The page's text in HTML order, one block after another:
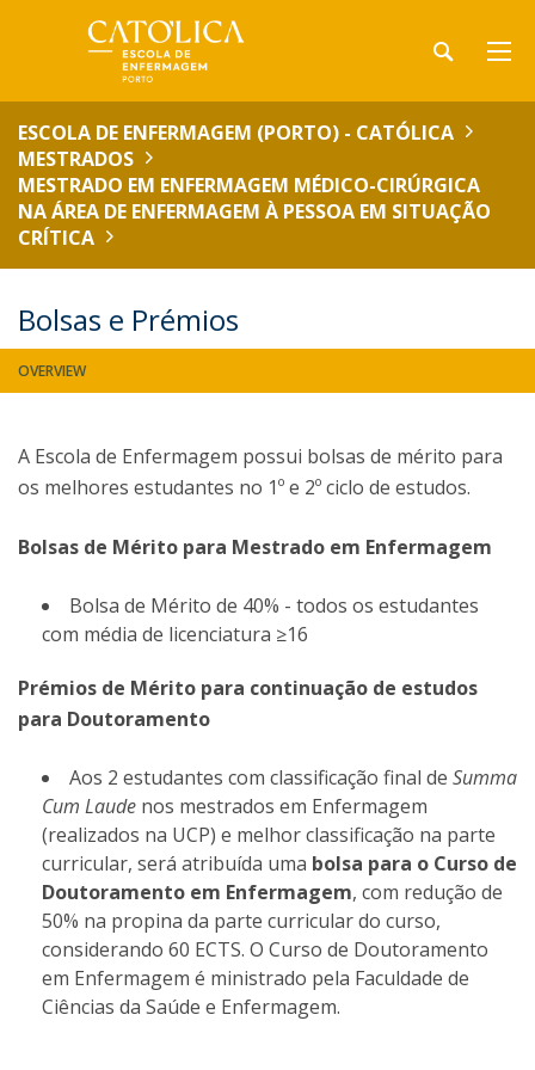
ESCOLA DE ENFERMAGEM (PORTO) - CATÓLICA
MESTRADOS
MESTRADO EM ENFERMAGEM MÉDICO-CIRÚRGICA
NA ÁREA DE ENFERMAGEM À PESSOA EM SITUAÇÃO
CRÍTICA
Bolsas e Prémios
OVERVIEW
A Escola de Enfermagem possui bolsas de mérito para
os melhores estudantes no 1º e 2º ciclo de estudos.
Bolsas de Mérito para Mestrado em Enfermagem
Bolsa de Mérito de 40% - todos os estudantes
com média de licenciatura ≥16
Prémios de Mérito para continuação de estudos
para Doutoramento
Aos 2 estudantes com classificação final de Summa
Cum Laude nos mestrados em Enfermagem
(realizados na UCP) e melhor classificação na parte
curricular, será atribuída uma bolsa para o Curso de
Doutoramento em Enfermagem, com redução de
50% na propina da parte curricular do curso,
considerando 60 ECTS. O Curso de Doutoramento
em Enfermagem é ministrado pela Faculdade de
Ciências da Saúde e Enfermagem.